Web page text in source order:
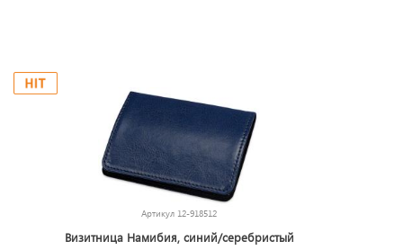
Артикул 12-918512
Визитница Намибия, синий/серебристый